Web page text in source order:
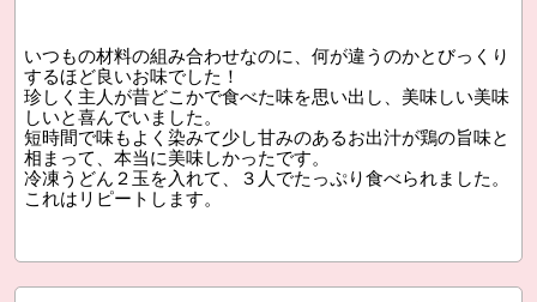
いつもの材料の組み合わせなのに、何が違うのかとびっくり
するほど良いお味でした！
珍しく主人が昔どこかで食べた味を思い出し、美味しい美味
しいと喜んでいました。
短時間で味もよく染みて少し甘みのあるお出汁が鶏の旨味と
相まって、本当に美味しかったです。
冷凍うどん２玉を入れて、３人でたっぷり食べられました。
これはリピートします。